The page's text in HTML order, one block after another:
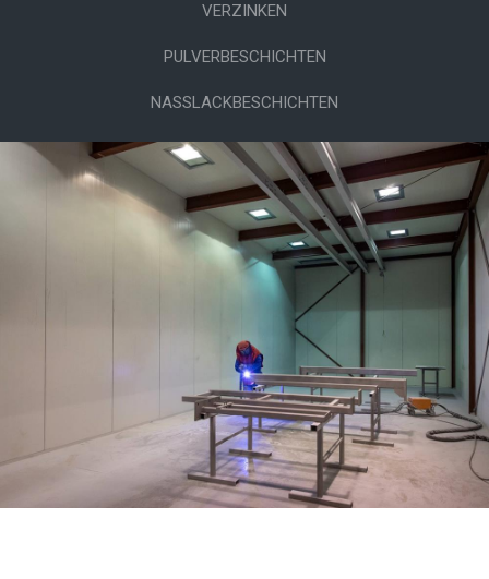
VERZINKEN
PULVERBESCHICHTEN
NASSLACKBESCHICHTEN